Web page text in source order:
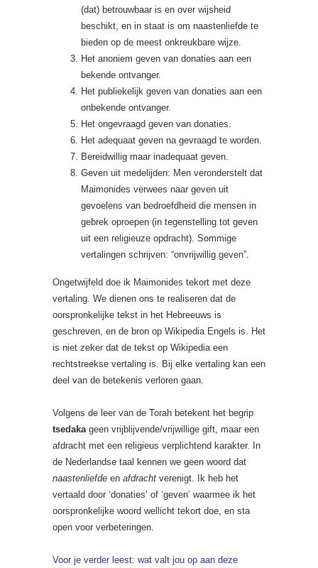
(dat) betrouwbaar is en over wijsheid
beschikt, en in staat is om naastenliefde te
bieden op de meest onkreukbare wijze.
Het anoniem geven van donaties aan een
bekende ontvanger.
Het publiekelijk geven van donaties aan een
onbekende ontvanger.
Het ongevraagd geven van donaties.
Het adequaat geven na gevraagd te worden.
Bereidwillig maar inadequaat geven.
Geven uit medelijden: Men veronderstelt dat
Maimonides verwees naar geven uit
gevoelens van bedroefdheid die mensen in
gebrek oproepen (in tegenstelling tot geven
uit een religieuze opdracht). Sommige
vertalingen schrijven: “onvrijwillig geven”.
Ongetwijfeld doe ik Maimonides tekort met deze
vertaling. We dienen ons te realiseren dat de
oorspronkelijke tekst in het Hebreeuws is
geschreven, en de bron op Wikipedia Engels is. Het
is niet zeker dat de tekst op Wikipedia een
rechtstreekse vertaling is. Bij elke vertaling kan een
deel van de betekenis verloren gaan.
Volgens de leer van de Torah betekent het begrip
tsedakageen vrijblijvende/vrijwillige gift, maar een
afdracht met een religieus verplichtend karakter. In
de Nederlandse taal kennen we geen woord dat
naastenliefde en afdracht verenigt. Ik heb het
vertaald door ‘donaties’ of ‘geven’ waarmee ik het
oorspronkelijke woord wellicht tekort doe, en sta
open voor verbeteringen.
Voor je verder leest: wat valt jou op aan deze